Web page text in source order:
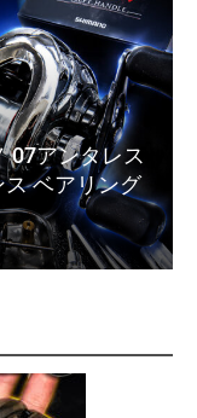
07アンタレス
ス ベアリング